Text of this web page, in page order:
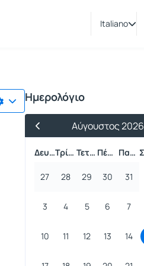
Italiano
Ημερολόγιο
Προηγούμενος Μήνας
Αύγουστος 2026
Δευτέρα
Τρίτη Τετάρτη Πέμπτη Παρασκευή
27 28 29 30 31
3 4 5 6 7
10 11 12 13 14